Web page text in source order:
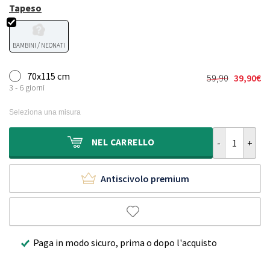
Tapeso
BAMBINI / NEONATI
70x115 cm
3 - 6 giorni
59,90
Il
59,90€.
39,90€
Il
39,90€.
Seleziona una misura
NEL CARRELLO
Antiscivolo premium
Paga in modo sicuro, prima o dopo l'acquisto